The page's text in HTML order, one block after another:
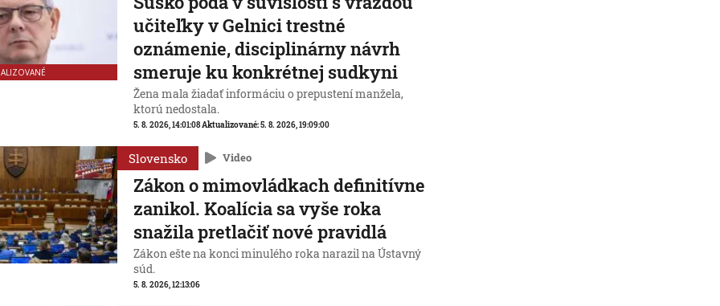
učiteľky v Gelnici trestné
oznámenie, disciplinárny návrh
smeruje ku konkrétnej sudkyni
Žena mala žiadať informáciu o prepustení manžela,
ktorú nedostala.
5. 8. 2026, 14:01:08Aktualizované:5. 8. 2026, 19:09:00
Slovensko Video
Zákon o mimovládkach definitívne
zanikol. Koalícia sa vyše roka
snažila pretlačiť nové pravidlá
Zákon ešte na konci minulého roka narazil na Ústavný
súd.
5. 8. 2026, 12:13:06